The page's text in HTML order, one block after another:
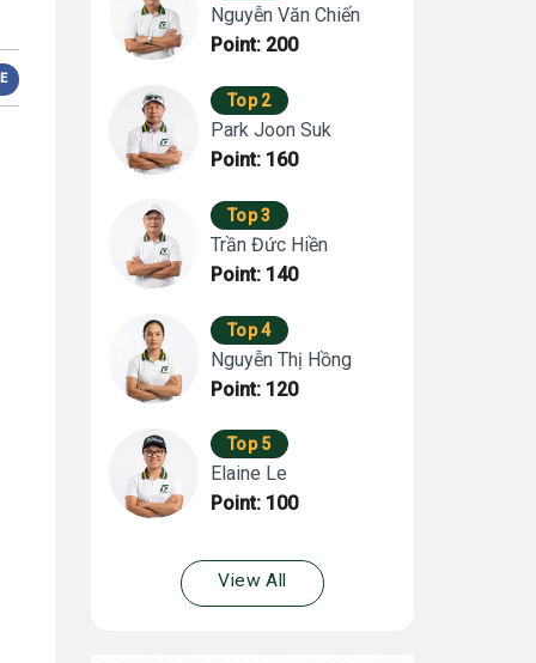
Nguyễn Văn Chiến
Point: 200
Top 2
Park Joon Suk
Point: 160
Top 3
Trần Đức Hiền
Point: 140
Top 4
Nguyễn Thị Hồng
Point: 120
Top 5
Elaine Le
Point: 100
View All